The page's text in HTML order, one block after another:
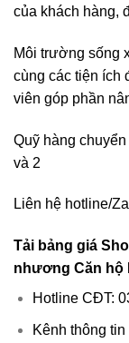
của khách hàng,
Môi trường sống
cùng các tiện ích
viên góp phần
Quỹ hàng
và 2
Liên hệ hotline/
Tải bảng giá
nhương Căn hộ
Hotline CĐT:
Kênh thông